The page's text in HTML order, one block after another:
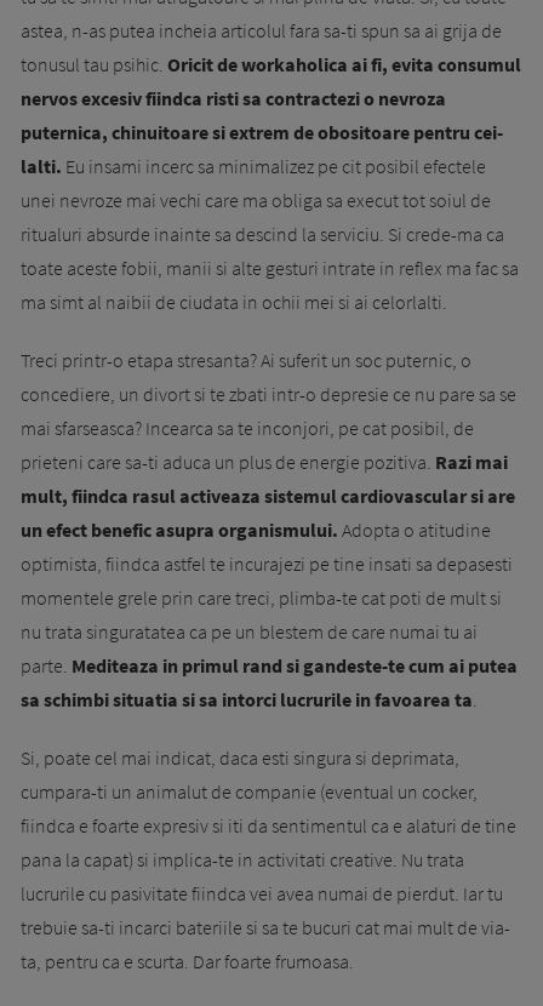
astea, n-as putea incheia articolul fara sa-ti spun sa ai grija de
tonusul tau psihic. Oricit de workaholica ai fi, evita consumul
nervosexcesiv fiind­ca risti sa contractezi o nevroza
puternica, chi­­­nui­toare si extrem de obositoare pentru cei­
lalti. Eu insami incerc sa minimalizez pe cit posibil efectele
unei nevroze mai vechi care ma obliga sa execut tot soiul de
ritualuri absurde inainte sa descind la serviciu. Si crede-ma ca
toate aceste fobii, manii si alte gesturi intrate in reflex ma fac sa
ma simt al naibii de ciudata in ochii mei si ai celorlalti.
Treci printr-o etapa stresanta? Ai suferit un soc puternic, o
concediere, un divort si te zbati intr-o depresie ce nu pare sa se
mai sfarseasca? Incearca sa te in­conjori, pe cat posibil, de
prieteni care sa-ti adu­ca un plus de energie pozitiva. Razi mai
mult, fiindca rasul activeaza sistemul cardiovascular si are
un efect benefic asupra organismului. Adopta o atitudine
optimista, fiindca astfel te incurajezi pe tine insati sa depasesti
momentele grele prin care treci, plimba-te cat poti de mult si
nu trata singuratatea ca pe un blestem de care numai tu ai
parte. Mediteaza in primul rand si gandeste-te cum ai putea
sa schimbi situatia si sa intorci lucrurile in favoarea ta.
Si, poate cel mai indicat, daca esti singura si deprimata,
cumpa­ra-ti un animalut de companie (eventual un co­cker,
fiindca e foarte expresiv si iti da sentimentul ca e alaturi de tine
pana la capat) si implica-te in activi­tati creative. Nu trata
lucrurile cu pasivitate fiind­ca vei avea numai de pierdut. Iar tu
trebuie sa-ti incarci bateriile si sa te bucuri cat mai mult de via­
ta, pentru ca e scurta. Dar foarte frumoasa.